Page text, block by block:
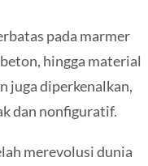
pada marmer
hingga material
juga diperkenalkan,
dan nonfiguratif.
merevolusi dunia